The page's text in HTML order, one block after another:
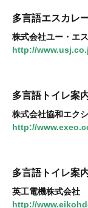
多言語エスカレ
株式会社ユー・エ
http://
多言語トイレ案
株式会社協和エク
http://
多言語トイレ案
英工電機株式会社
http://